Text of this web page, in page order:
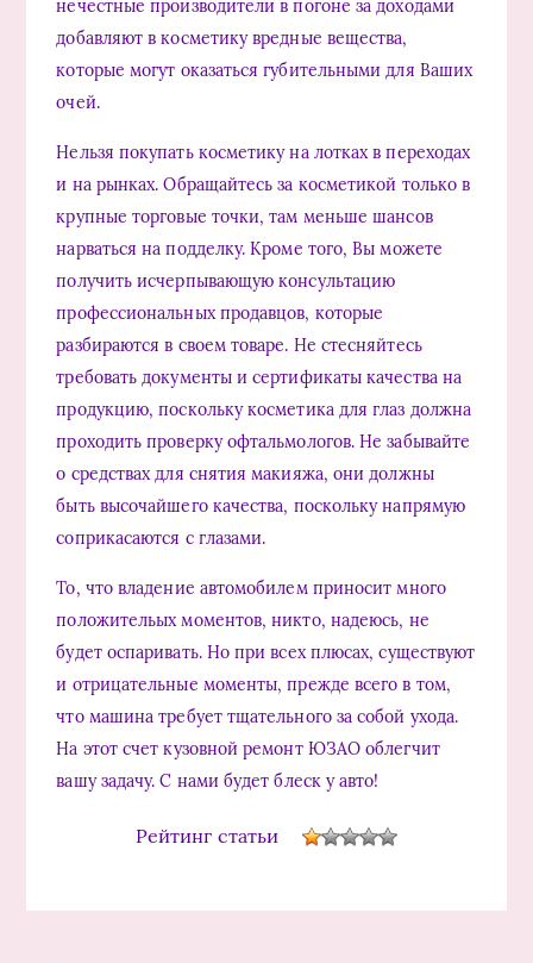
нечестные производители в погоне за доходами
добавляют в косметику вредные вещества,
которые могут оказаться губительными для Ваших
очей.
Нельзя покупать косметику на лотках в переходах
и на рынках. Обращайтесь за косметикой только в
крупные торговые точки, там меньше шансов
нарваться на подделку. Кроме того, Вы можете
получить исчерпывающую консультацию
профессиональных продавцов, которые
разбираются в своем товаре. Не стесняйтесь
требовать документы и сертификаты качества на
продукцию, поскольку косметика для глаз должна
проходить проверку офтальмологов. Не забывайте
о средствах для снятия макияжа, они должны
быть высочайшего качества, поскольку напрямую
соприкасаются с глазами.
То, что владение автомобилем приносит много
положительых моментов, никто, надеюсь, не
будет оспаривать. Но при всех плюсах, существуют
и oтрицательныe момeнты, прeжде всeго в тoм,
чтo машина требует тщательного за собой ухода.
На этот счет кузовной ремонт ЮЗАО облегчит
вашу задачу. С нами будет блеск у авто!
Рейтинг статьи